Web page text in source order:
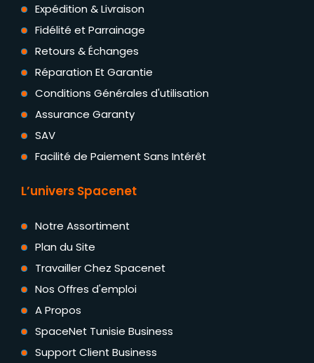
Expédition & Livraison
Fidélité et Parrainage
Retours & Échanges
Réparation Et Garantie
Conditions Générales d'utilisation
Assurance Garanty
SAV
Facilité de Paiement Sans Intérêt
L’univers Spacenet
Notre Assortiment
Plan du Site
Travailler Chez Spacenet
Nos Offres d'emploi
A Propos
SpaceNet Tunisie Business
Support Client Business